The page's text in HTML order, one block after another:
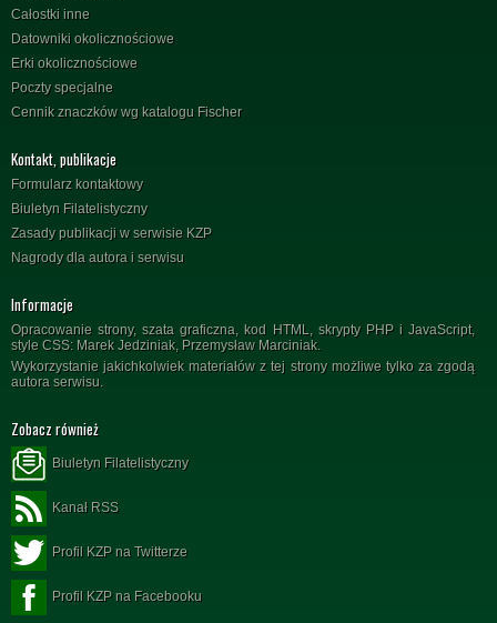
Całostki inne
Datowniki okolicznościowe
Erki okolicznościowe
Poczty specjalne
Cennik znaczków wg katalogu Fischer
Kontakt, publikacje
Formularz kontaktowy
Biuletyn Filatelistyczny
Zasady publikacji w serwisie KZP
Nagrody dla autora i serwisu
Informacje
Opracowanie strony, szata graficzna, kod HTML, skrypty PHP i JavaScript,
style CSS: Marek Jedziniak, Przemysław Marciniak.
Wykorzystanie jakichkolwiek materiałów z tej strony możliwe tylko za zgodą
autora serwisu.
Zobacz również
Biuletyn Filatelistyczny
Kanał RSS
Profil KZP na Twitterze
Profil KZP na Facebooku